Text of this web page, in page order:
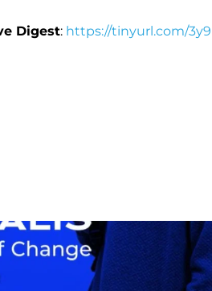
Digest: https://tinyurl.com/